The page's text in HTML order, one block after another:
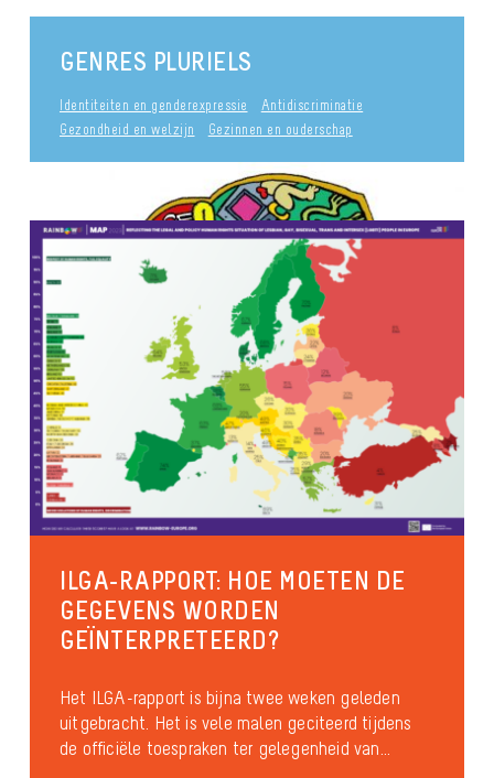
GENRES PLURIELS
Identiteiten en genderexpressie
Antidiscriminatie
Gezondheid en welzijn
Gezinnen en ouderschap
ILGA-RAPPORT: HOE MOETEN DE
GEGEVENS WORDEN
GEÏNTERPRETEERD?
Het ILGA-rapport is bijna twee weken geleden
uitgebracht. Het is vele malen geciteerd tijdens
de officiële toespraken ter gelegenheid van...